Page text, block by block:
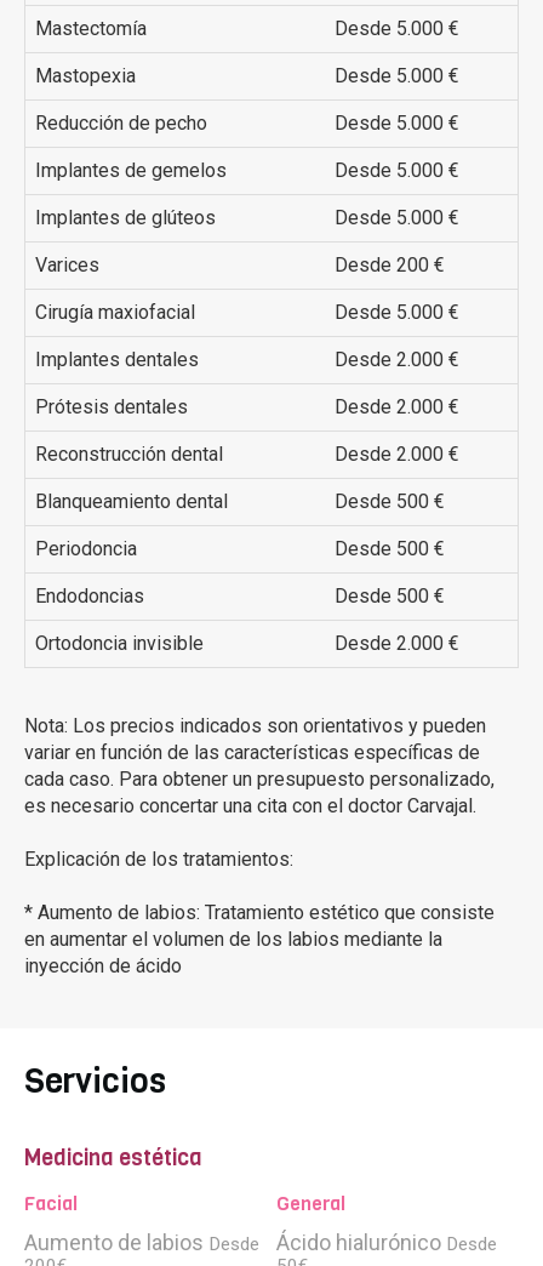
Mastectomía Desde 5.000 €
Mastopexia Desde 5.000 €
Reducción de pecho Desde 5.000 €
Implantes de gemelos Desde 5.000 €
Implantes de glúteos Desde 5.000 €
Varices Desde 200 €
Cirugía maxiofacial Desde 5.000 €
Implantes dentales Desde 2.000 €
Prótesis dentales Desde 2.000 €
Reconstrucción dental Desde 2.000 €
Blanqueamiento dental Desde 500 €
Periodoncia Desde 500 €
Endodoncias Desde 500 €
Ortodoncia invisible Desde 2.000 €
Nota: Los precios indicados son orientativos y pueden
variar en función de las características específicas de
cada caso. Para obtener un presupuesto personalizado,
es necesario concertar una cita con el doctor Carvajal.
Explicación de los tratamientos:
* Aumento de labios: Tratamiento estético que consiste
en aumentar el volumen de los labios mediante la
inyección de ácido
Servicios
Medicina estética
Facial
Aumento de labios Desde
General
Ácido hialurónico Desde